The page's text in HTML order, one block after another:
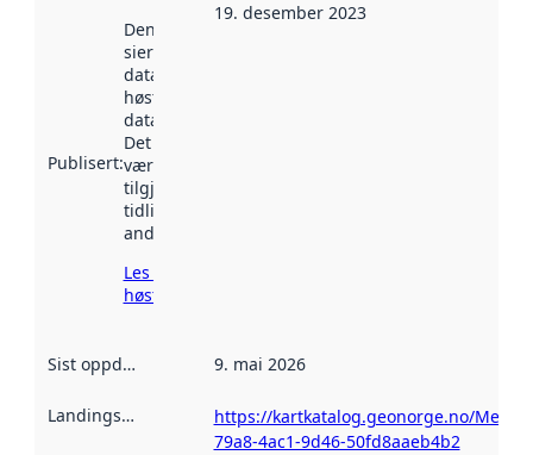
Publisert:
Denne datoen
sier når
datasettet ble
høstet av
data.norge.no.
Det kan ha
vært
tilgjengelig
tidligere
andre steder.
Les mer om
høsting her
19. desember 2023
Sist oppdatert 9. mai 2026
Landingsside
https://kartkatalog.geonorge.no/
79a8-4ac1-9d46-50fd8aaeb4b2